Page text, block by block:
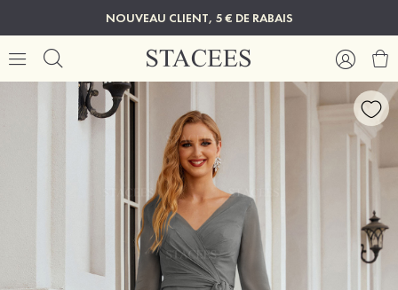
NOUVEAU CLIENT, 5 € DE RABAIS